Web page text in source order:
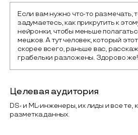
Если вам нужно что-то размечать,
задумаетесь, как прикрутить к
нейронки, чтобы меньше
мешков. А тут человек, который
скорее всего, раньше вас,
грабельки разложены. Здорово же!
Целевая аудитория
DS- и ML-инженеры, их лиды и все те,
разметка данных.